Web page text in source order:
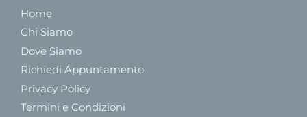
Home
Chi Siamo
Dove Siamo
Richiedi Appuntamento
Privacy Policy
Termini e Condizioni